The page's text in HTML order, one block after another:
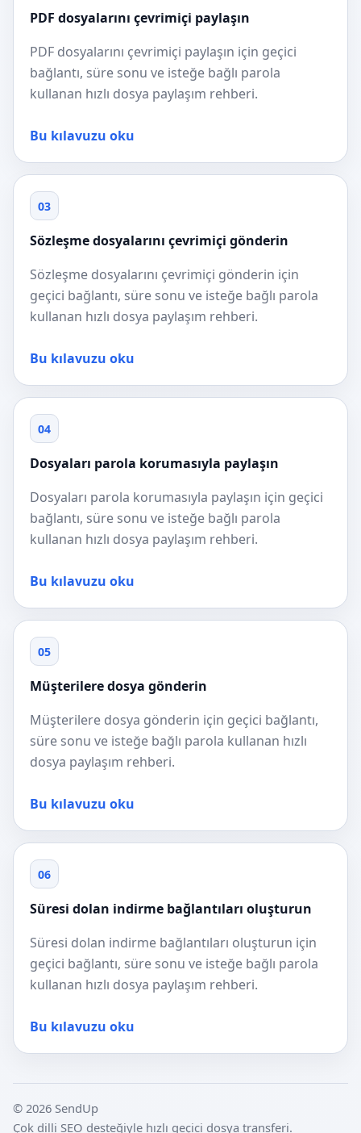
PDF dosyalarını çevrimiçi paylaşın
PDF dosyalarını çevrimiçi paylaşın için geçici
bağlantı, süre sonu ve isteğe bağlı parola
kullanan hızlı dosya paylaşım rehberi.
Bu kılavuzu oku
03
Sözleşme dosyalarını çevrimiçi gönderin
Sözleşme dosyalarını çevrimiçi gönderin için
geçici bağlantı, süre sonu ve isteğe bağlı parola
kullanan hızlı dosya paylaşım rehberi.
Bu kılavuzu oku
04
Dosyaları parola korumasıyla paylaşın
Dosyaları parola korumasıyla paylaşın için geçici
bağlantı, süre sonu ve isteğe bağlı parola
kullanan hızlı dosya paylaşım rehberi.
Bu kılavuzu oku
05
Müşterilere dosya gönderin
Müşterilere dosya gönderin için geçici bağlantı,
süre sonu ve isteğe bağlı parola kullanan hızlı
dosya paylaşım rehberi.
Bu kılavuzu oku
06
Süresi dolan indirme bağlantıları oluşturun
Süresi dolan indirme bağlantıları oluşturun için
geçici bağlantı, süre sonu ve isteğe bağlı parola
kullanan hızlı dosya paylaşım rehberi.
Bu kılavuzu oku
© 2026 SendUp
Çok dilli SEO desteğiyle hızlı geçici dosya transferi.